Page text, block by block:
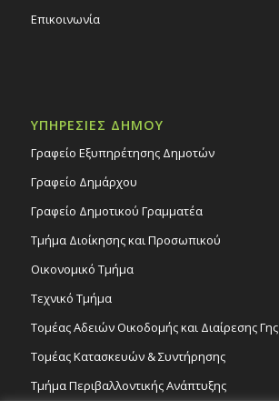
Επικοινωνία
ΥΠΗΡΕΣΙΕΣ ΔΗΜΟΥ
Γραφείο Εξυπηρέτησης Δημοτών
Γραφείο Δημάρχου
Γραφείο Δημοτικού Γραμματέα
Τμήμα Διοίκησης και Προσωπικού
Οικονομικό Τμήμα
Τεχνικό Τμήμα
Τομέας Αδειών Οικοδομής και Διαίρεσης Γης
Τομέας Κατασκευών & Συντήρησης
Τμήμα Περιβαλλοντικής Ανάπτυξης